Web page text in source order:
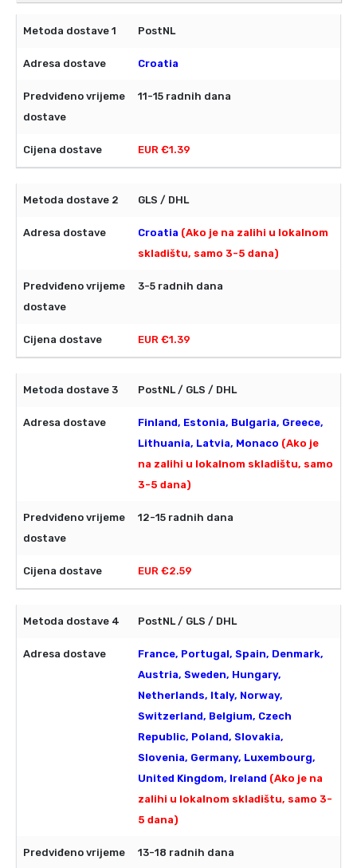
PostNL
Croatia
11-15 radnih dana
EUR €1.39
GLS / DHL
Croatia (Ako je na zalihi u lokalnom
skladištu, samo 3-5 dana)
3-5 radnih dana
EUR €1.39
PostNL / GLS / DHL
Finland, Estonia, Bulgaria, Greece,
Lithuania, Latvia, Monaco (Ako je
na zalihi u lokalnom skladištu, samo
3-5 dana)
12-15 radnih dana
EUR €2.59
PostNL / GLS / DHL
France, Portugal, Spain, Denmark,
Austria, Sweden, Hungary,
Netherlands, Italy, Norway,
Switzerland, Belgium, Czech
Republic, Poland, Slovakia,
Slovenia, Germany, Luxembourg,
United Kingdom, Ireland (Ako je na
zalihi u lokalnom skladištu, samo 3-
5 dana)
13-18 radnih dana